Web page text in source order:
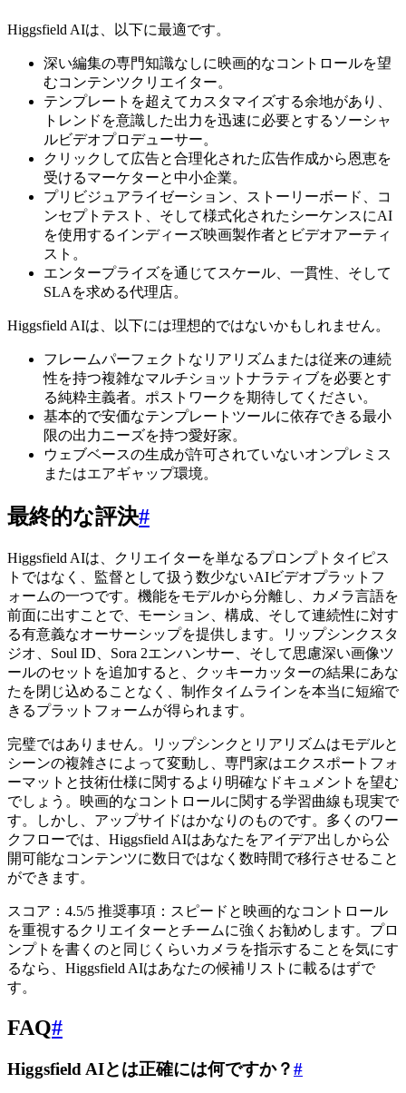
Higgsfield AIは、以下に最適です。
深い編集の専門知識なしに映画的なコントロールを望
むコンテンツクリエイター。
テンプレートを超えてカスタマイズする余地があり、
トレンドを意識した出力を迅速に必要とするソーシャ
ルビデオプロデューサー。
クリックして広告と合理化された広告作成から恩恵を
受けるマーケターと中小企業。
プリビジュアライゼーション、ストーリーボード、コ
ンセプトテスト、そして様式化されたシーケンスにAI
を使用するインディーズ映画製作者とビデオアーティ
スト。
エンタープライズを通じてスケール、一貫性、そして
SLAを求める代理店。
Higgsfield AIは、以下には理想的ではないかもしれません。
フレームパーフェクトなリアリズムまたは従来の連続
性を持つ複雑なマルチショットナラティブを必要とす
る純粋主義者。ポストワークを期待してください。
基本的で安価なテンプレートツールに依存できる最小
限の出力ニーズを持つ愛好家。
ウェブベースの生成が許可されていないオンプレミス
またはエアギャップ環境。
最終的な評決#
Higgsfield AIは、クリエイターを単なるプロンプトタイピス
トではなく、監督として扱う数少ないAIビデオプラットフ
ォームの一つです。機能をモデルから分離し、カメラ言語を
前面に出すことで、モーション、構成、そして連続性に対す
る有意義なオーサーシップを提供します。リップシンクスタ
ジオ、Soul ID、Sora 2エンハンサー、そして思慮深い画像ツ
ールのセットを追加すると、クッキーカッターの結果にあな
たを閉じ込めることなく、制作タイムラインを本当に短縮で
きるプラットフォームが得られます。
完璧ではありません。リップシンクとリアリズムはモデルと
シーンの複雑さによって変動し、専門家はエクスポートフォ
ーマットと技術仕様に関するより明確なドキュメントを望む
でしょう。映画的なコントロールに関する学習曲線も現実で
す。しかし、アップサイドはかなりのものです。多くのワー
クフローでは、Higgsfield AIはあなたをアイデア出しから公
開可能なコンテンツに数日ではなく数時間で移行させること
ができます。
スコア：4.5/5 推奨事項：スピードと映画的なコントロール
を重視するクリエイターとチームに強くお勧めします。プロ
ンプトを書くのと同じくらいカメラを指示することを気にす
るなら、Higgsfield AIはあなたの候補リストに載るはずで
す。
FAQ#
Higgsfield AIとは正確には何ですか？#